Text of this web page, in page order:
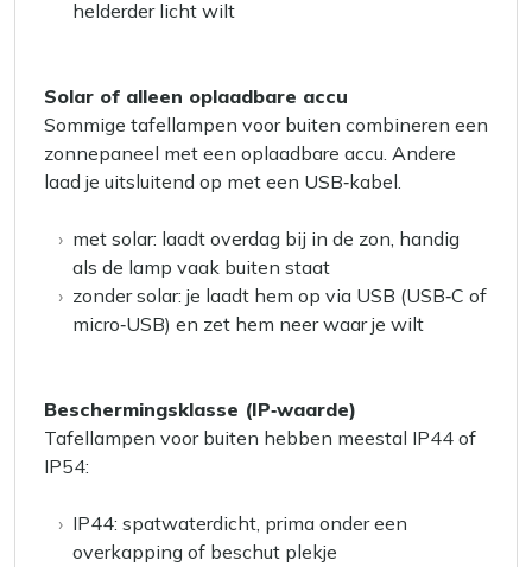
helderder licht wilt
Solar of alleen oplaadbare accu
Sommige tafellampen voor buiten combineren een
zonnepaneel met een oplaadbare accu. Andere
laad je uitsluitend op met een USB‑kabel.
met solar: laadt overdag bij in de zon, handig
als de lamp vaak buiten staat
zonder solar: je laadt hem op via USB (USB‑C of
micro‑USB) en zet hem neer waar je wilt
Beschermingsklasse (IP‑waarde)
Tafellampen voor buiten hebben meestal IP44 of
IP54:
IP44: spatwaterdicht, prima onder een
overkapping of beschut plekje